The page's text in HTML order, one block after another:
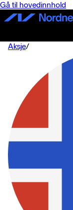
Gå til hovedinnhold
Aksje/